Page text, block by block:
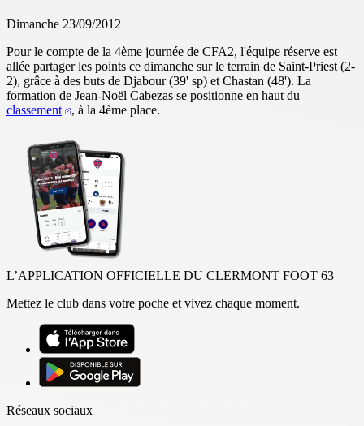
Dimanche 23/09/2012
Pour le compte de la 4ème journée de CFA2, l'équipe réserve est
allée partager les points ce dimanche sur le terrain de Saint-Priest (2-
2), grâce à des buts de Djabour (39' sp) et Chastan (48'). La
formation de Jean-Noël Cabezas se positionne en haut du
classement
, à la 4ème place.
L’APPLICATION OFFICIELLE DU CLERMONT FOOT 63
Mettez le club dans votre poche et vivez chaque moment.
Réseaux sociaux